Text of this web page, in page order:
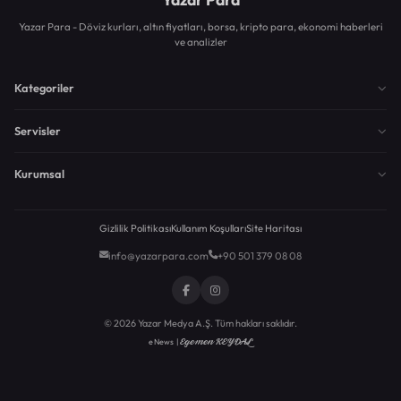
Yazar Para - Döviz kurları, altın fiyatları, borsa, kripto para, ekonomi haberleri
ve analizler
Kategoriler
Servisler
Kurumsal
Gizlilik PolitikasıKullanım KoşullarıSite Haritası
info@yazarpara.com +90 501 379 08 08
© 2026 Yazar Medya A.Ş. Tüm hakları saklıdır.
eNews |Egemen KEYDAL